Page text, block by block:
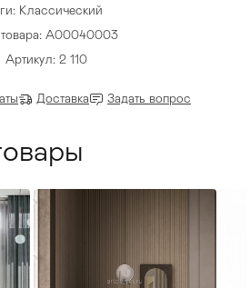
Классический
A00040003
Артикул: 2 110
Доставка Задать вопрос